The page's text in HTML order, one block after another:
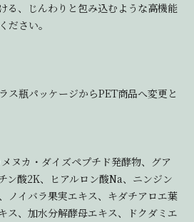
る、じんわりと包み込むような高機能
ださい。
ス瓶パッケージからPET商品へ変更と
ヌカ・ダイズペプチド発酵物、グア
ン酸2K、ヒアルロン酸Na、ニンジン
ノイバラ果実エキス、キダチアロエ葉
ス、加水分解酵母エキス、ドクダミエ